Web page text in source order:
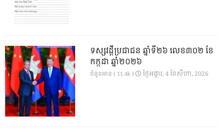
ទស្សវដ្តីប្រជាជន ឆ្នាំទី២៦ លេខ៣០២ ខែ
កក្កដា ឆ្នាំ២០២៦
ចំនួនអាន ( 11.4k ) ថ្ងៃ​អង្គារ, 4 ខែ​សីហា, 2026